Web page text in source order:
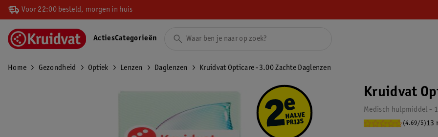
Voor 22:00 besteld, morgen in huis
ActiesCategorieën
Home Gezondheid Optiek Lenzen Daglenzen Kruidvat Opticare -3.00 Zachte Daglenzen
Kruidvat
Medisch hulpmiddel -
(4.69/5)13